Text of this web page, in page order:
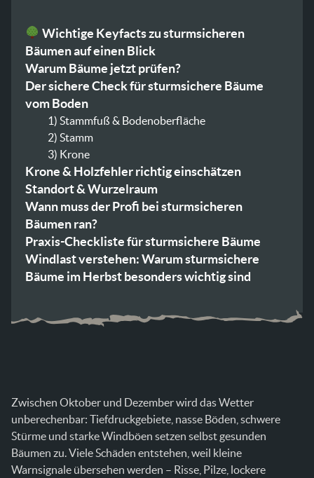
Wichtige Keyfacts zu sturmsicheren
Bäumen auf einen Blick
Warum Bäume jetzt prüfen?
Der sichere Check für sturmsichere Bäume
vom Boden
1) Stammfuß & Bodenoberfläche
2) Stamm
3) Krone
Krone & Holzfehler richtig einschätzen
Standort & Wurzelraum
Wann muss der Profi bei sturmsicheren
Bäumen ran?
Praxis-Checkliste für sturmsichere Bäume
Windlast verstehen: Warum sturmsichere
Bäume im Herbst besonders wichtig sind
Nachsorge: Was Du nach dem Sturm tun
Darf ich selbst Äste schneiden?
Mein Baum hat Pilze am Stammfuß – was nun?
Ist eine Fällung immer nötig?
Zwischen Oktober und Dezember wird das Wetter
unberechenbar: Tiefdruckgebiete, nasse Böden, schwere
Stürme und starke Windböen setzen selbst gesunden
Bäumen zu. Viele Schäden entstehen, weil kleine
Warnsignale übersehen werden – Risse, Pilze, lockere